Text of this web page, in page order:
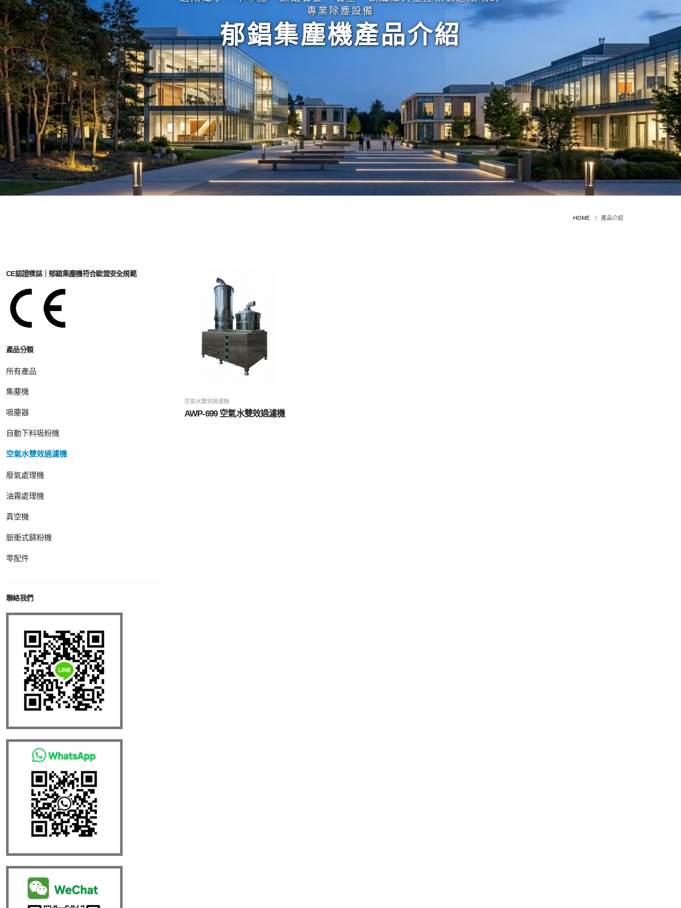
專業除塵設備
郁錩集塵機產品介紹
HOME 產品介紹
CE認證標誌｜郁錩集塵機符合歐盟安全規範
產品分類
所有產品
集塵機
吸塵器
自動下料吸粉機
空氣水雙效過濾機
廢氣處理機
油霧處理機
真空機
脈衝式篩粉機
零配件
聯絡我們
空氣水雙效過濾機
AWP-699 空氣水雙效過濾機